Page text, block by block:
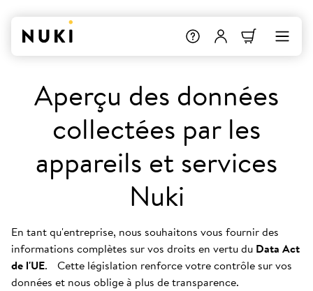
Aperçu des données
collectées par les
appareils et services
Nuki
En tant qu'entreprise, nous souhaitons vous fournir des
informations complètes sur vos droits en vertu du Data Act
de l'UE. Cette législation renforce votre contrôle sur vos
données et nous oblige à plus de transparence.